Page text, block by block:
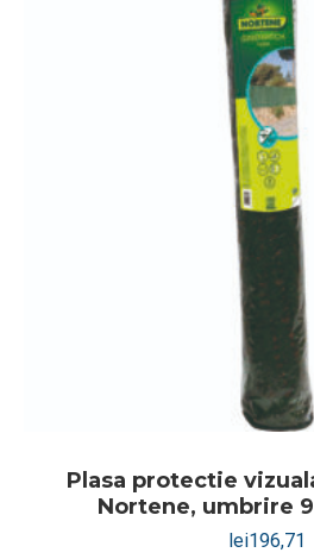
Plasa protectie
Nortene, umbrire
lei196,71